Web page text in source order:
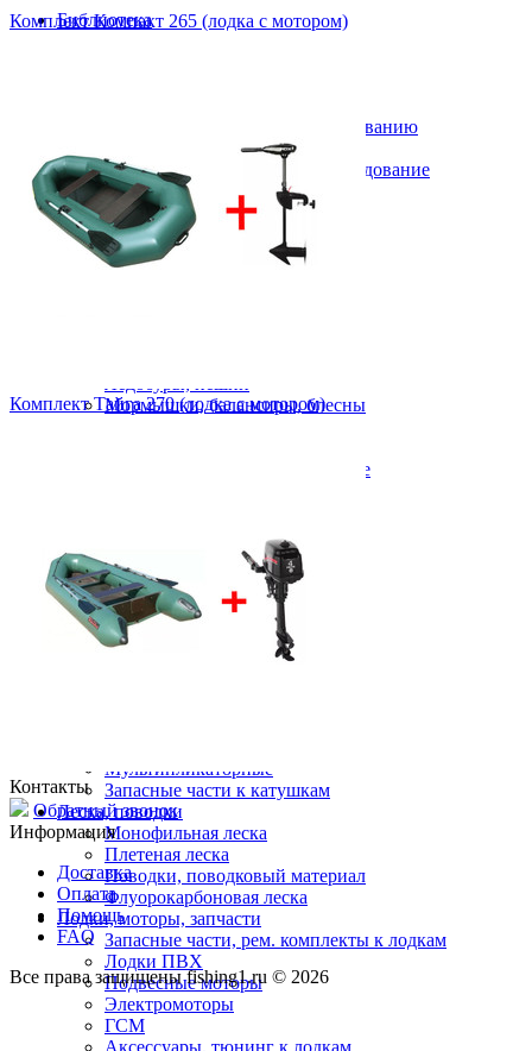
Библиотека
Аксессуары к газовому оборудованию
Баллоны газовые
Бензиновое, керосиновое оборудование
Обогреватели газовые
Плитки, горелки
Фонари газовые
Для дома, для дачи
Ледобуры, пешни
Мормышки, балансиры, блесны
Мормышки вольфрамовые
Разное (зимняя рыбалка)
Катушки для зимней рыбалки
Зимняя леска
Карповая ловля
Удилища для карповой ловли
Катушки для карповой ловли
Мультипликаторные
Запасные части к катушкам
Леска, поводки
Монофильная леска
Плетеная леска
Поводки, поводковый материал
Флуорокарбоновая леска
Лодки, моторы, запчасти
Запасные части, рем. комплекты к лодкам
Лодки ПВХ
Подвесные моторы
Электромоторы
ГСМ
Комплект Компакт 265 (лодка с мотором)
Комплект Тайга 270 (лодка с мотором)
Контакты
Обратный звонок
Информация
Доставка
Оплата
Помощь
FAQ
Все права защищены fishing1.ru © 2026